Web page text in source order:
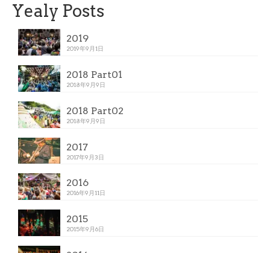
Yealy Posts
2019
2019年9月1日
2018 Part01
2018年9月9日
2018 Part02
2018年9月9日
2017
2017年9月3日
2016
2016年9月11日
2015
2015年9月6日